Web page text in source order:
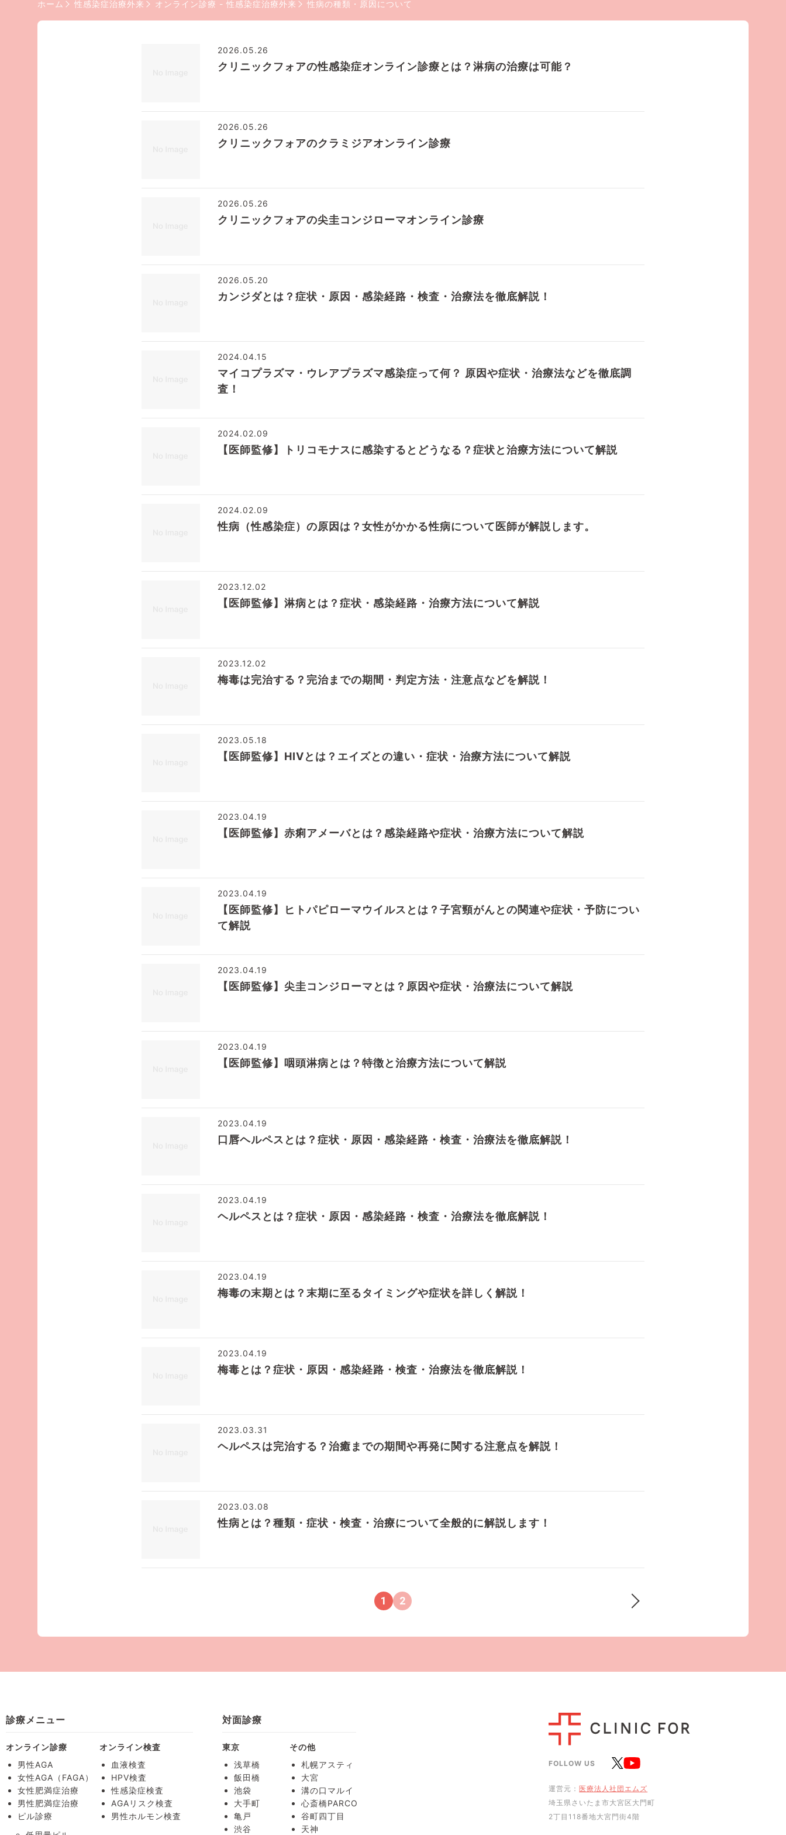
ホーム 性感染症治療外来 オンライン診療 - 性感染症治療外来 性病の種類・原因について
2026.05.26
クリニックフォアの性感染症オンライン診療とは？淋病の治療は可能？
2026.05.26
クリニックフォアのクラミジアオンライン診療
2026.05.26
クリニックフォアの尖圭コンジローマオンライン診療
2026.05.20
カンジダとは？症状・原因・感染経路・検査・治療法を徹底解説！
2024.04.15
マイコプラズマ・ウレアプラズマ感染症って何？ 原因や症状・治療法などを徹底調
査！
2024.02.09
【医師監修】トリコモナスに感染するとどうなる？症状と治療方法について解説
2024.02.09
性病（性感染症）の原因は？女性がかかる性病について医師が解説します。
2023.12.02
【医師監修】淋病とは？症状・感染経路・治療方法について解説
2023.12.02
梅毒は完治する？完治までの期間・判定方法・注意点などを解説！
2023.05.18
【医師監修】HIVとは？エイズとの違い・症状・治療方法について解説
2023.04.19
【医師監修】赤痢アメーバとは？感染経路や症状・治療方法について解説
2023.04.19
【医師監修】ヒトパピローマウイルスとは？子宮頸がんとの関連や症状・予防につい
て解説
2023.04.19
【医師監修】尖圭コンジローマとは？原因や症状・治療法について解説
2023.04.19
【医師監修】咽頭淋病とは？特徴と治療方法について解説
2023.04.19
口唇ヘルペスとは？症状・原因・感染経路・検査・治療法を徹底解説！
2023.04.19
ヘルペスとは？症状・原因・感染経路・検査・治療法を徹底解説！
2023.04.19
梅毒の末期とは？末期に至るタイミングや症状を詳しく解説！
2023.04.19
梅毒とは？症状・原因・感染経路・検査・治療法を徹底解説！
2023.03.31
ヘルペスは完治する？治癒までの期間や再発に関する注意点を解説！
2023.03.08
性病とは？種類・症状・検査・治療について全般的に解説します！
1 2
診療メニュー
オンライン診療
男性AGA
女性AGA（FAGA）
女性肥満症治療
男性肥満症治療
ピル診療
オンライン検査
血液検査
HPV検査
性感染症検査
AGAリスク検査
男性ホルモン検査
対面診療
東京
浅草橋
飯田橋
池袋
大手町
亀戸
渋谷
その他
札幌アスティ
大宮
溝の口マルイ
心斎橋PARCO
谷町四丁目
天神
FOLLOW US
運営元：医療法人社団エムズ
埼玉県さいたま市大宮区大門町
2丁目118番地大宮門街4階